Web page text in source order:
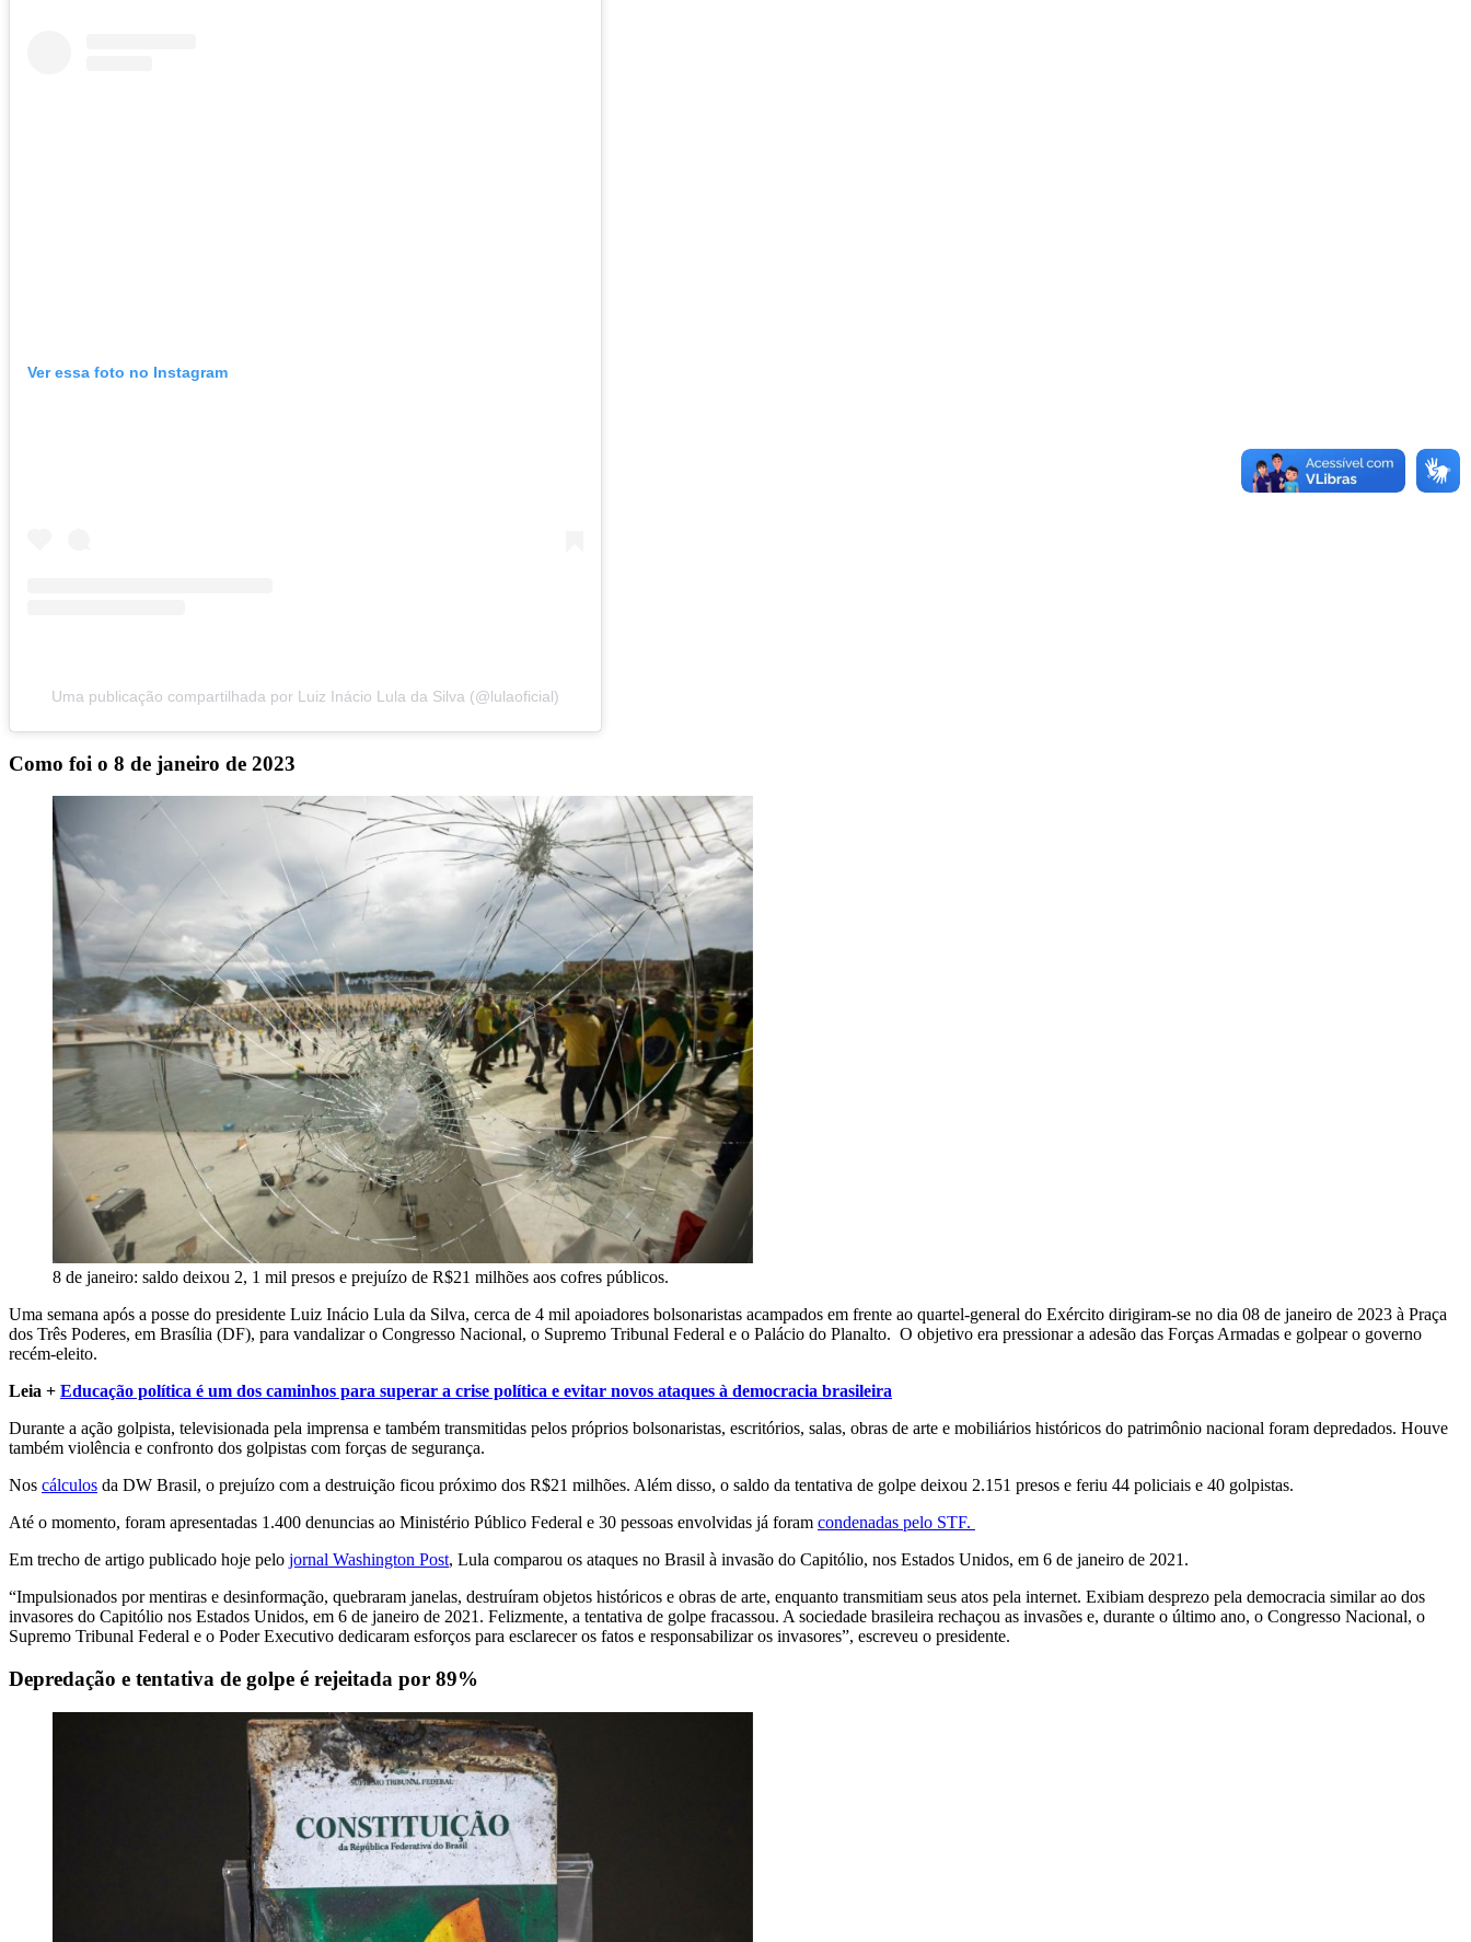
Ver essa foto no Instagram
Uma publicação compartilhada por Luiz Inácio Lula da Silva (@lulaoficial)
Como foi o 8 de janeiro de 2023
8 de janeiro: saldo deixou 2, 1 mil presos e prejuízo de R$21 milhões aos cofres públicos.
Uma semana após a posse do presidente Luiz Inácio Lula da Silva, cerca de 4 mil apoiadores bolsonaristas acampados em frente ao quartel-general do Exército dirigiram-se no dia 08 de janeiro de 2023 à Praça
dos Três Poderes, em Brasília (DF), para vandalizar o Congresso Nacional, o Supremo Tribunal Federal e o Palácio do Planalto. O objetivo era pressionar a adesão das Forças Armadas e golpear o governo
recém-eleito.
Leia + Educação política é um dos caminhos para superar a crise política e evitar novos ataques à democracia brasileira
Durante a ação golpista, televisionada pela imprensa e também transmitidas pelos próprios bolsonaristas, escritórios, salas, obras de arte e mobiliários históricos do patrimônio nacional foram depredados. Houve
também violência e confronto dos golpistas com forças de segurança.
Nos cálculos da DW Brasil, o prejuízo com a destruição ficou próximo dos R$21 milhões. Além disso, o saldo da tentativa de golpe deixou 2.151 presos e feriu 44 policiais e 40 golpistas.
Até o momento, foram apresentadas 1.400 denuncias ao Ministério Público Federal e 30 pessoas envolvidas já foram condenadas pelo STF.
Em trecho de artigo publicado hoje pelo jornal Washington Post, Lula comparou os ataques no Brasil à invasão do Capitólio, nos Estados Unidos, em 6 de janeiro de 2021.
“Impulsionados por mentiras e desinformação, quebraram janelas, destruíram objetos históricos e obras de arte, enquanto transmitiam seus atos pela internet. Exibiam desprezo pela democracia similar ao dos
invasores do Capitólio nos Estados Unidos, em 6 de janeiro de 2021. Felizmente, a tentativa de golpe fracassou. A sociedade brasileira rechaçou as invasões e, durante o último ano, o Congresso Nacional, o
Supremo Tribunal Federal e o Poder Executivo dedicaram esforços para esclarecer os fatos e responsabilizar os invasores”, escreveu o presidente.
Depredação e tentativa de golpe é rejeitada por 89%